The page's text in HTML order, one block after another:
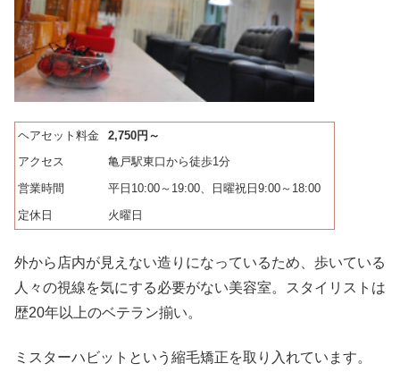
ヘアセット料金
2,750円～
アクセス
亀戸駅東口から徒歩1分
営業時間
平日10:00～19:00、日曜祝日9:00～18:00
定休日
火曜日
外から店内が見えない造りになっているため、歩いている
人々の視線を気にする必要がない美容室。スタイリストは
歴20年以上のベテラン揃い。
ミスターハビットという縮毛矯正を取り入れています。